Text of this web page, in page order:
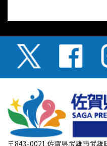
〒843-0021 佐賀県武雄市武雄